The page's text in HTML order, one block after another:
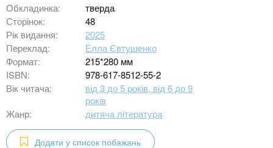
Обкладинка:
тверда
Сторінок:
48
Рік видання:
2025
Переклад:
Елла Євтушенко
Формат:
215*280 мм
ISBN:
978-617-8512-55-2
Вік читача:
від 3 до 5 років, від 6 до 9
років
Жанр:
дитяча література
Додати у список побажань